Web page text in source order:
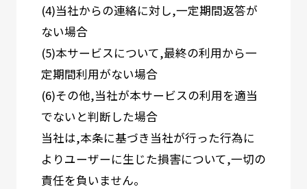
(4)当社からの連絡に対し,一定期間返答が
ない場合
(5)本サービスについて,最終の利用から一
定期間利用がない場合
(6)その他,当社が本サービスの利用を適当
でないと判断した場合
当社は,本条に基づき当社が行った行為に
よりユーザーに生じた損害について,一切の
責任を負いません。